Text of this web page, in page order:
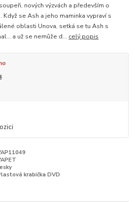
nových výzvách a především o
Když se Ash a jeho maminka vypraví s
oblasti Unova, setká se tu Ash s
a už se nemůže d... celý popis
krabička DVD